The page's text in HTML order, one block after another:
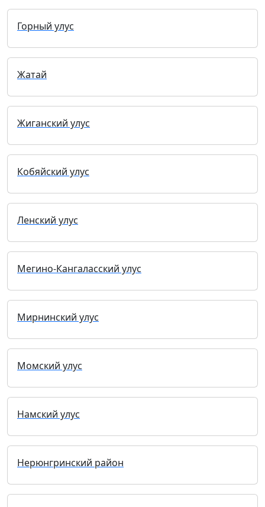
Горный улус
Жатай
Жиганский улус
Кобяйский улус
Ленский улус
Мегино-Кангаласский улус
Мирнинский улус
Момский улус
Намский улус
Нерюнгринский район